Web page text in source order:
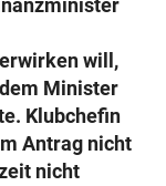
will,
Minister
Klubchefin
Antrag nicht
nicht